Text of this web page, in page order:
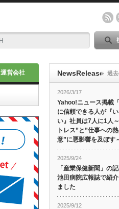
運営会社 NewsRelease
2026/3/17
Yahoo!ニュース掲載
に信頼できる人が『
い』社員は7人に1人
トレス”と”仕事への熱
意”に悪影響を及ぼす
2025/9/24
「産業保健新聞」の
池田病院広報誌で紹
ました
2025/9/12
過